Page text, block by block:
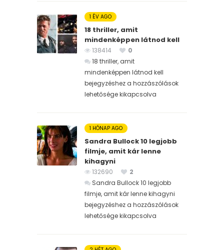
1 ÉV AGO
18 thriller, amit
mindenképpen látnod kell
138414
0
18 thriller, amit
mindenképpen látnod kell
bejegyzéshez a hozzászólások
lehetősége kikapcsolva
1 HÓNAP AGO
Sandra Bullock 10 legjobb
filmje, amit kár lenne
kihagyni
132690
2
Sandra Bullock 10 legjobb
filmje, amit kár lenne kihagyni
bejegyzéshez a hozzászólások
lehetősége kikapcsolva